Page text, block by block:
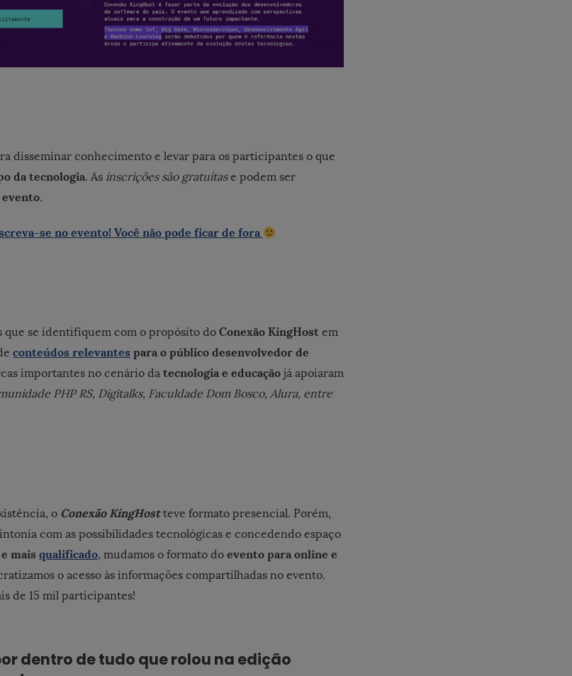
disseminar conhecimento e levar para os participantes o que
da tecnologia. As inscrições são gratuitase podem ser
evento.
se no evento! Você não pode ficar de fora
que se identifiquem com o propósito do Conexão KingHost em
conteúdos relevantes para o público desenvolvedor de
importantes no cenário da tecnologia e educação já apoiaram
PHP RS, Digitalks, Faculdade Dom Bosco, Alura, entre
o Conexão KingHostteve formato presencial. Porém,
com as possibilidades tecnológicas e concedendo espaço
mais qualificado, mudamos o formato do evento para online e
o acesso às informações compartilhadas no evento.
de 15 mil participantes!
dentro de tudo que rolou na edição